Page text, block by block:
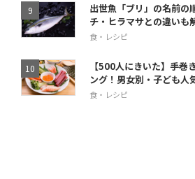
出世魚「ブリ」の名前の
チ・ヒラマサとの違いも
食・レシピ
【500人にきいた】手巻
ング！男女別・子ども人
食・レシピ